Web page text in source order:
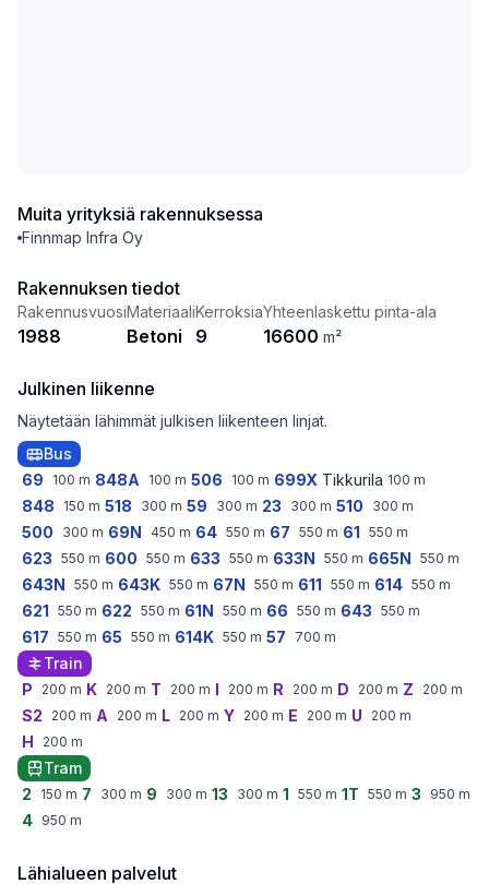
Muita yrityksiä rakennuksessa
Finnmap Infra Oy
Rakennuksen tiedot
Rakennusvuosi
1988
Materiaali
Betoni
Kerroksia
9
Yhteenlaskettu pinta-ala
16600 m²
Julkinen liikenne
Näytetään lähimmät julkisen liikenteen linjat.
Bus
69
100 m 848A 100 m 506 100 m 699X Tikkurila 100 m
848 150 m 518 300 m 59 300 m 23 300 m 510 300 m
500 300 m 69N 450 m 64 550 m 67 550 m 61 550 m
623 550 m 600 550 m 633 550 m 633N 550 m 665N 550 m
643N 550 m 643K 550 m 67N 550 m 611 550 m 614 550 m
621 550 m 622 550 m 61N 550 m 66 550 m 643 550 m
617 550 m 65 550 m 614K 550 m 57 700 m
Train
P
200 m K 200 m T 200 m I 200 m R 200 m D 200 m Z 200 m
S2 200 m A 200 m L 200 m Y 200 m E 200 m U 200 m
H 200 m
Tram
2
150 m 7 300 m 9 300 m 13 300 m 1 550 m 1T 550 m 3 950 m
4 950 m
Lähialueen palvelut